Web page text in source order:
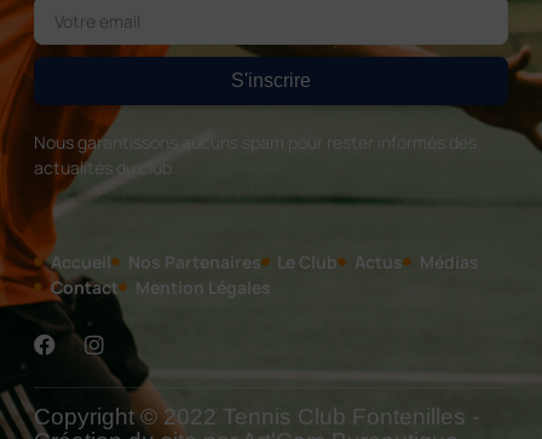
S'inscrire
Nous garantissons aucuns spam pour rester informés des
actualités du club.
Accueil Nos Partenaires Le Club Actus
Médias
Contact
Mention Légales
Copyright © 2022 Tennis Club Fontenilles -